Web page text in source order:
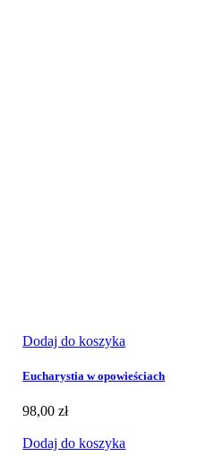
Dodaj do koszyka
Eucharystia w opowieściach
98,00zł
Dodaj do koszyka